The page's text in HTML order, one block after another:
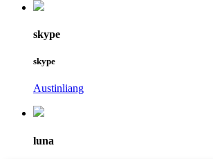
skype
skype
Austinliang
luna